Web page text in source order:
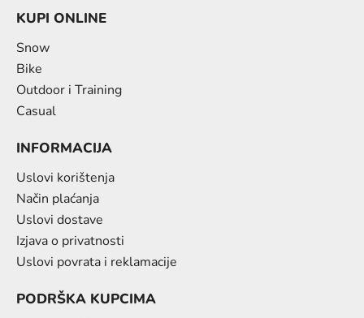
KUPI ONLINE
Snow
Bike
Outdoor i Training
Casual
INFORMACIJA
Uslovi korištenja
Način plaćanja
Uslovi dostave
Izjava o privatnosti
Uslovi povrata i reklamacije
PODRŠKA KUPCIMA